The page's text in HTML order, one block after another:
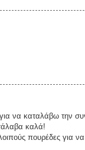
να καταλάβω την
καλά!
πουρέδες για